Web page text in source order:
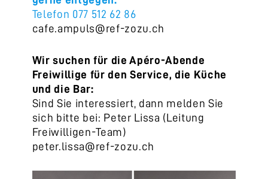
Telefon 077 512 62 86
cafe.ampuls@ref-zozu.ch
Wir suchen für die Apéro-Abende
Freiwillige für den Service, die Küche
und die Bar:
Sind Sie interessiert, dann melden Sie
sich bitte bei: Peter Lissa (Leitung
Freiwilligen-Team)
peter.lissa@ref-zozu.ch